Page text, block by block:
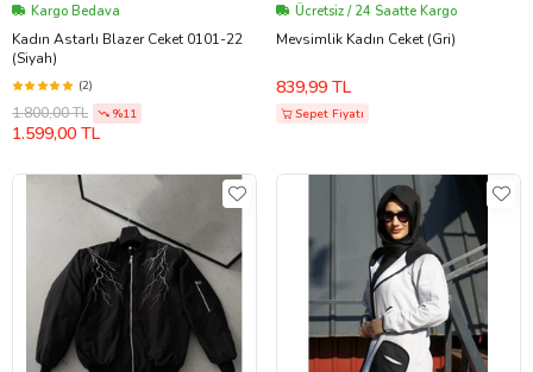
Kargo Bedava
Kadın Astarlı Blazer Ceket 0101-22
(Siyah)
(2)
1.800,00 TL %11
1.599,00 TL
Ücretsiz / 24 Saatte Kargo
Mevsimlik Kadın Ceket (Gri)
839,99 TL
Sepet Fiyatı